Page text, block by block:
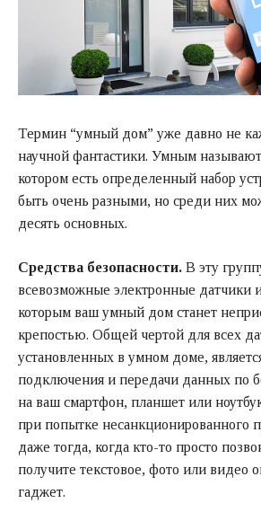
Термин “умный дом” уже давно не
научной фантастики. Умным
котором есть определенный набор
быть очень разными, но среди них
десять основных.
Средства безопасности. В эту
всевозможные электронные датчики
которым ваш умный дом станет
крепостью. Общей чертой для всех
установленных в умном доме,
подключения и передачи данных по
на ваш смартфон, планшет или
при попытке несанкционированного
даже тогда, когда кто-то просто
получите текстовое, фото или видео
гаджет.